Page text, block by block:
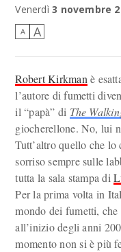
Venerdì 3 novembre
A A
Robert Kirkman è
l’autore di fumetti
il “papà” di The
giocherellone. No, lui
Tutt’altro quello che lo
sorriso sempre sulle
tutta la sala stampa di
Per la prima volta in
mondo dei fumetti,
all’inizio degli anni
momento non si è più